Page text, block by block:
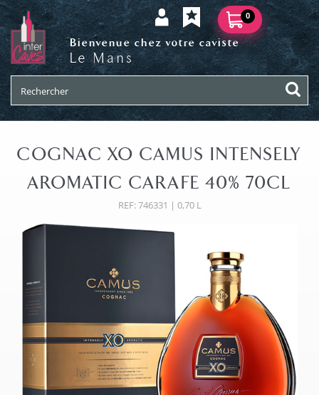
0
Bienvenue chez votre caviste
Le Mans
COGNAC XO CAMUS INTENSELY
AROMATIC CARAFE 40% 70CL
REF: 746331 | 0,70 L